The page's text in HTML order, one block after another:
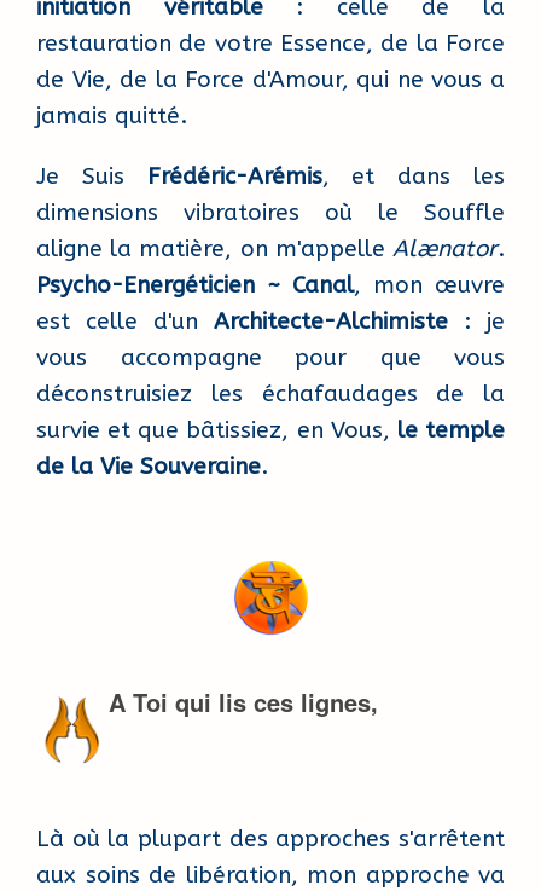
initiation véritable: celle de la
restauration de votre Essence, de la Force
de Vie, de la Force d'Amour, qui ne vous a
jamais quitté.
Je Suis Frédéric-Arémis, et dans les
dimensions vibratoires où le Souffle
aligne la matière, on m'appelle Alænator.
Psycho-Energéticien ~ Canal, mon œuvre
est celle d'un Architecte-Alchimiste : je
vous accompagne pour que vous
déconstruisiez les échafaudages de la
survie et que bâtissiez, en Vous, le temple
de la Vie Souveraine.
A Toi qui lis ces lignes,
Là où la plupart des approches s'arrêtent
aux soins de libération, mon approche va